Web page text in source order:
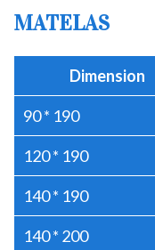
MATELAS
Dimension
90 * 190
120 * 190
140 * 190
140 * 200